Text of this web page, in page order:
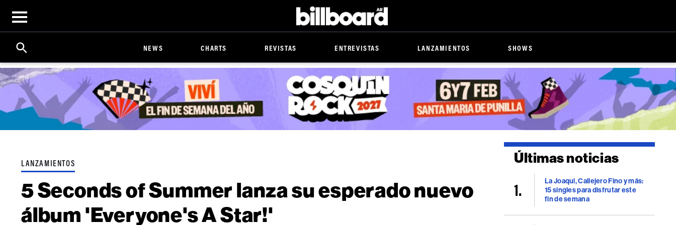
Open
menu
Billboard
Search
Click
Expand
Search
Input
NEWS CHARTS REVISTAS ENTREVISTAS LANZAMIENTOS SHOWS
LANZAMIENTOS
5 Seconds of Summer lanza su esperado nuevo
álbum 'Everyone's A Star!'
Últimas noticias
La Joaqui, Callejero Fino y más:
15 singles para disfrutar este
fin de semana